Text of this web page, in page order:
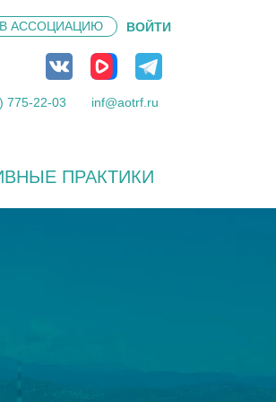
АССОЦИАЦИЮ ВОЙТИ
775-22-03 inf@aotrf.ru
ПРАКТИКИ